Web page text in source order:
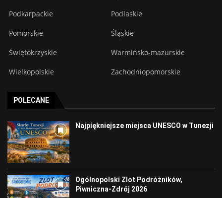
Podkarpackie Podlaskie
Pomorskie Śląskie
Świętokrzyskie Warmińsko-mazurskie
Wielkopolskie Zachodniopomorskie
POLECANE
Najpiękniejsze miejsca UNESCO w Tunezji
Ogólnopolski Zlot Podróżników,
Piwniczna-Zdrój 2026